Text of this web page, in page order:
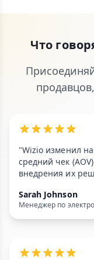
Что
"Wizio изменил
средний чек
внедрения их
Sarah Johnson
Менеджер по